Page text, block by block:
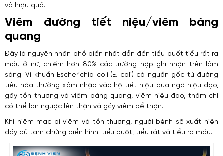
và hiệu quả.
Viêm đường tiết niệu/viêm bàng
quang
Đây là nguyên nhân phổ biến nhất dẫn đến tiểu buốt tiểu rắt ra
máu ở nữ, chiếm hơn 80% các trường hợp ghi nhận trên lâm
sàng. Vi khuẩn Escherichia coli (E. coli) có nguồn gốc từ đường
tiêu hóa thường xâm nhập vào hệ tiết niệu qua ngã niệu đạo,
gây tổn thương và viêm bàng quang, viêm niệu đạo, thậm chí
có thể lan ngược lên thận và gây viêm bể thận.
Khi niêm mạc bị viêm và tổn thương, người bệnh sẽ xuất hiện
đầy đủ tam chứng điển hình: tiểu buốt, tiểu rắt và tiểu ra máu.